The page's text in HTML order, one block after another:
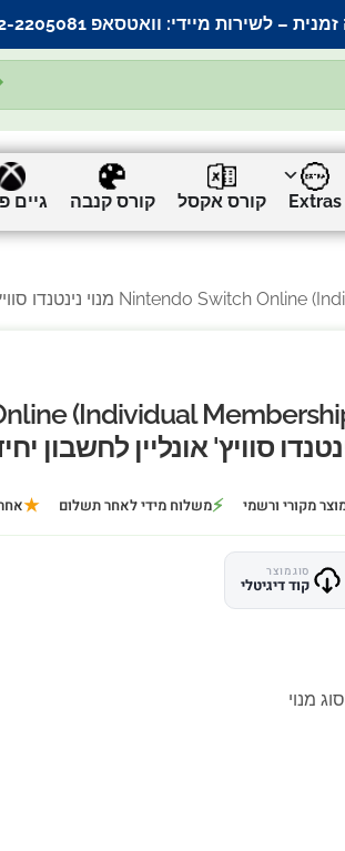
– לשירות מיידי: וואטסאפ 052-2205081
Extras קורס אקסל קורס קנבה גיים
סוויץ' אונליין לחשבון
מקורי ורשמי ⚡משלוח מידי לאחר תשלום ★
סוג מוצר
קוד דיגיטלי
סוג מנוי